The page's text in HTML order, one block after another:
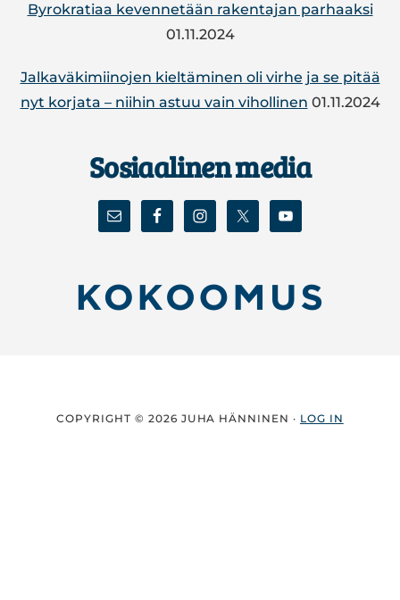
By­ro­kra­tiaa ke­ven­ne­tään ra­ken­ta­jan par­haak­si
01.11.2024
Jal­ka­vä­ki­mii­no­jen kiel­tä­mi­nen oli virhe ja se pitää
nyt korjata – niihin astuu vain vi­hol­li­nen 01.11.2024
Sosiaalinen media
COPYRIGHT © 2026 JUHA HÄNNINEN · LOG IN